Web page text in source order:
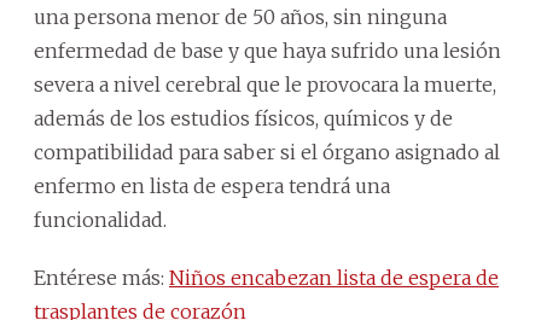
una persona menor de 50 años, sin ninguna
enfermedad de base y que haya sufrido una lesión
severa a nivel cerebral que le provocara la muerte,
además de los estudios físicos, químicos y de
compatibilidad para saber si el órgano asignado al
enfermo en lista de espera tendrá una
funcionalidad.
Entérese más: Niños encabezan lista de espera de
trasplantes de corazón